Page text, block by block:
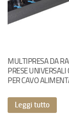
MULTIPRESA DA
PRESE UNIVERSALI
PER CAVO
Leggi tutto